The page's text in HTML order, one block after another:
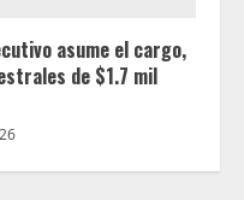
asume el cargo,
de $1.7 mil